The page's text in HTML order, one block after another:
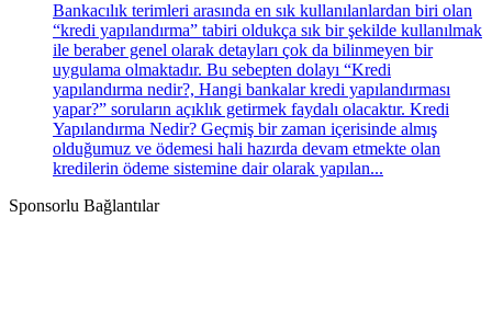
Bankacılık terimleri arasında en sık kullanılanlardan biri olan
“kredi yapılandırma” tabiri oldukça sık bir şekilde kullanılmak
ile beraber genel olarak detayları çok da bilinmeyen bir
uygulama olmaktadır. Bu sebepten dolayı “Kredi
yapılandırma nedir?, Hangi bankalar kredi yapılandırması
yapar?” soruların açıklık getirmek faydalı olacaktır. Kredi
Yapılandırma Nedir? Geçmiş bir zaman içerisinde almış
olduğumuz ve ödemesi hali hazırda devam etmekte olan
kredilerin ödeme sistemine dair olarak yapılan...
Sponsorlu Bağlantılar